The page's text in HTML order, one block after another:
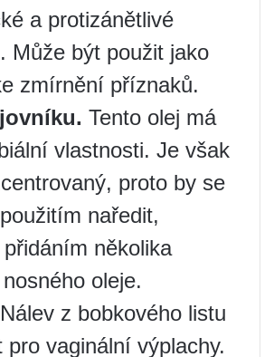
a protizánětlivé
Může být použit jako
zmírnění příznaků.
Tento olej má
vlastnosti. Je však
proto by se
naředit,
několika
oleje.
Nálev z bobkového listu
pro vaginální výplachy.